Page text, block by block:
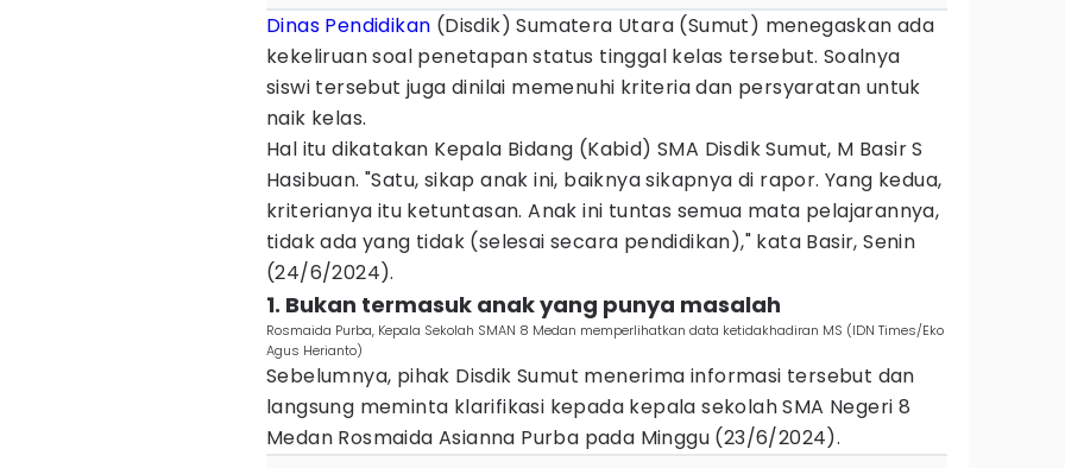
Dinas Pendidikan (Disdik) Sumatera Utara (Sumut) menegaskan ada
kekeliruan soal penetapan status tinggal kelas tersebut. Soalnya
siswi tersebut juga dinilai memenuhi kriteria dan persyaratan untuk
naik kelas.
Hal itu dikatakan Kepala Bidang (Kabid) SMA Disdik Sumut, M Basir S
Hasibuan. "Satu, sikap anak ini, baiknya sikapnya di rapor. Yang kedua,
kriterianya itu ketuntasan. Anak ini tuntas semua mata pelajarannya,
tidak ada yang tidak (selesai secara pendidikan)," kata Basir, Senin
(24/6/2024).
1. Bukan termasuk anak yang punya masalah
Rosmaida Purba, Kepala Sekolah SMAN 8 Medan memperlihatkan data ketidakhadiran MS (IDN Times/Eko
Agus Herianto)
Sebelumnya, pihak Disdik Sumut menerima informasi tersebut dan
langsung meminta klarifikasi kepada kepala sekolah SMA Negeri 8
Medan Rosmaida Asianna Purba pada Minggu (23/6/2024).